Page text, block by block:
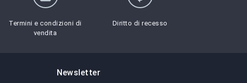
Termini e condizioni di
vendita
Diritto di recesso
Newsletter